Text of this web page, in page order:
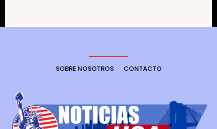
SOBRE NOSOTROS CONTACTO